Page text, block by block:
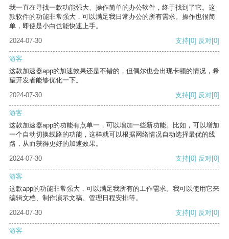
我一直在寻找一款功能强大、操作简单的办公软件，终于找到了它。这
款软件的功能非常强大，可以满足我日常办公的所有需求。操作也很简
单，即使是小白也能快速上手。
2024-07-30
支持[0] 反对[0]
游客
这款加速器app的加速效果还是不错的，但偶尔也会出现卡顿的情况，希
望开发者能够优化一下。
2024-07-30
支持[0] 反对[0]
游客
这款加速器app的功能有点单一，可以增加一些新功能。比如，可以增加
一个自动切换线路的功能，这样就可以根据网络情况自动选择最优的线
路，从而获得更好的加速效果。
2024-07-30
支持[0] 反对[0]
游客
这款app的功能非常强大，可以满足我所有的工作需求。我可以使用它来
编辑文档、制作演示文稿、管理日程安排等。
2024-07-30
支持[0] 反对[0]
游客